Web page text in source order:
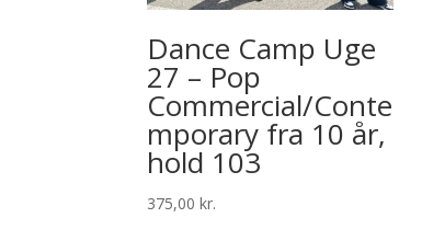
Dance Camp Uge
27 – Pop
Commercial/Conte
mporary fra 10 år,
hold 103
375,00kr.